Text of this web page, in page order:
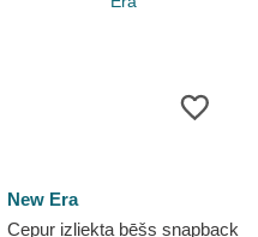
New Era
Cepur izliekta bēšs snapback